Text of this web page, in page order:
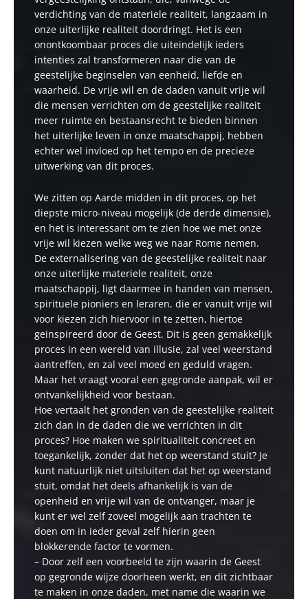
verdichting van de materiele realiteit, langzaam in
onze uiterlijke realiteit doordringt. Het is een
onontkoombaar proces die uiteindelijk ieders
intenties zal transformeren naar die van de
geestelijke beginselen van eenheid, liefde en
waarheid. De vrije wil en de daden vanuit vrije wil
die mensen verrichten om de geestelijke realiteit
meer ruimte en bestaansrecht te bieden binnen
het uiterlijke leven in onze maatschappij, hebben
echter wel invloed op het tempo en de precieze
uitwerking van dit proces.
We zitten op Aarde midden in dit proces, op het
diepste micro-niveau mogelijk (de derde dimensie),
en het is interessant om te zien hoe we met onze
vrije wil kiezen welke weg we naar Rome nemen.
De externalisering van de geestelijke realiteit naar
onze uiterlijke materiele realiteit, onze
maatschappij, ligt daarmee in handen van mensen,
spirituele pioniers en leraren, die er vanuit vrije wil
voor kiezen zich hiervoor in te zetten, hiertoe
geinspireerd door de Geest. Dit is geen gemakkelijk
proces in een wereld van illusie, zal veel weerstand
aantreffen, en zal veel moed en geduld vragen.
Maar het vraagt vooral een gegronde aanpak, wil er
ontvankelijkheid voor bestaan.
Hoe vertaalt het gronden van de geestelijke realiteit
zich dan in de daden die we verrichten in dit
proces? Hoe maken we spiritualiteit concreet en
toegankelijk, zonder dat het op weerstand stuit? Je
kunt natuurlijk niet uitsluiten dat het op weerstand
stuit, omdat het deels afhankelijk is van de
openheid en vrije wil van de ontvanger, maar je
kunt er wel zelf zoveel mogelijk aan trachten te
doen om in ieder geval zelf hierin geen
blokkerende factor te vormen.
– Door zelf een voorbeeld te zijn waarin de Geest
op gegronde wijze doorheen werkt, en dit zichtbaar
te maken in onze daden, met name die waarin we